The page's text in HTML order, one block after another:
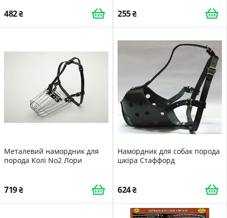
482 255
Металевий намордник для
порода Колі No2 Лори
719
Намордник для собак порода
шкіра Стаффорд
624